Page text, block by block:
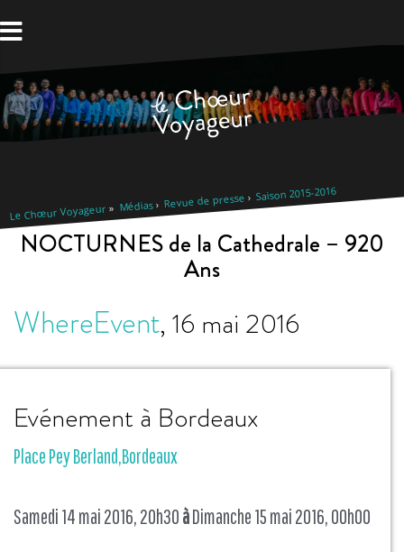
au
Le Chœur Voyageur Médias Revue de presse Saison 2015-2016
NOCTURNES de la Cathedrale – 920
Ans
WhereEvent, 16 mai 2016
Evénement à Bordeaux
Place Pey Berland,Bordeaux
Samedi 14 mai 2016, 20h30 àDimanche 15 mai 2016, 00h00